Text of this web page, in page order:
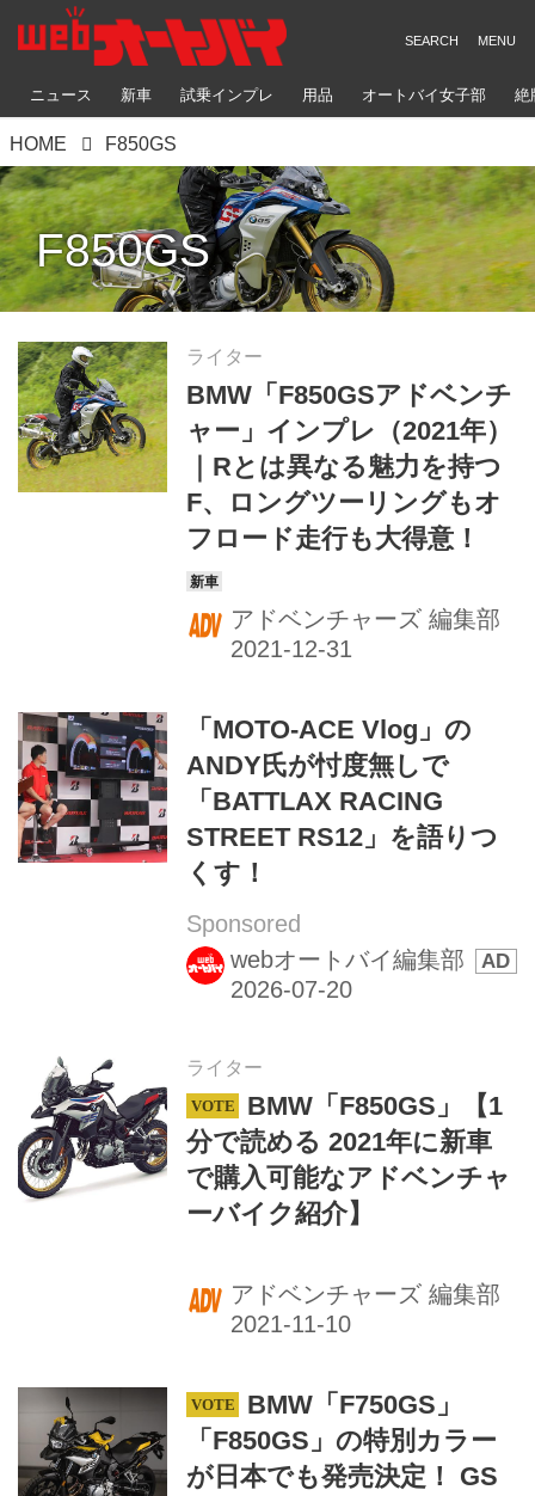
ニュース 新車 試乗インプレ 用品 オートバイ女子部 絶
HOME F850GS
F850GS
ライター
BMW「F850GSアドベンチ
ャー」インプレ（2021年）
｜Rとは異なる魅力を持つ
F、ロングツーリングもオ
フロード走行も大得意！
アドベンチャーズ 編集部
「MOTO-ACE Vlog」の
ANDY氏が忖度無しで
「BATTLAX RACING
STREET RS12」を語りつ
くす！
Sponsored
webオートバイ編集部
ライター
BMW「F850GS」【1
分で読める 2021年に新車
で購入可能なアドベンチャ
ーバイク紹介】
アドベンチャーズ 編集部
BMW「F750GS」
「F850GS」の特別カラー
が日本でも発売決定！ GS